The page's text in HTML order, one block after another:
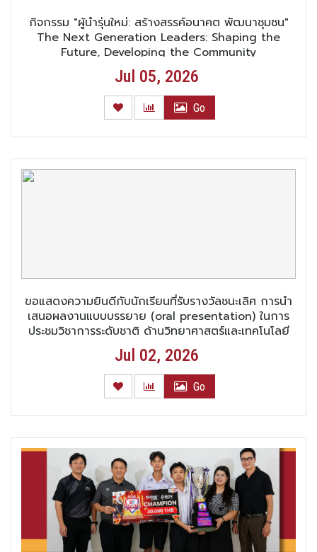
กิจกรรม "ผู้นำรุ่นใหม่: สร้างสรรค์อนาคต พัฒนาชุมชน"
The Next Generation Leaders: Shaping the
Future, Developing the Community
Jul 05, 2026
Go
ขอแสดงความยินดีกับนักเรียนที่รับรางวัลชนะเลิศ การนำ
เสนอผลงานแบบบรรยาย (oral presentation) ในการ
ประชุมวิชาการระดับชาติ ด้านวิทยาศาสตร์และเทคโนโลยี
ราชภัฏกรุงเก่า ครั้งที่ 12
Jul 02, 2026
Go